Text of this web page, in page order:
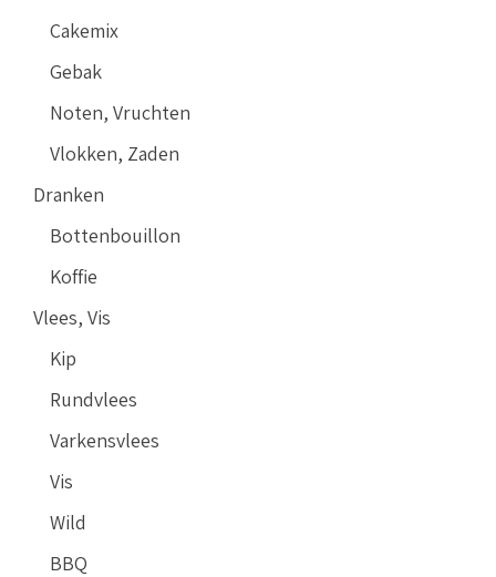
Cakemix
Gebak
Noten, Vruchten
Vlokken, Zaden
Dranken
Bottenbouillon
Koffie
Vlees, Vis
Kip
Rundvlees
Varkensvlees
Vis
Wild
BBQ